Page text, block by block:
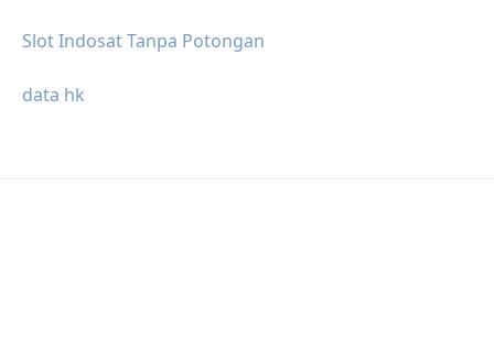
Slot Indosat Tanpa Potongan
data hk